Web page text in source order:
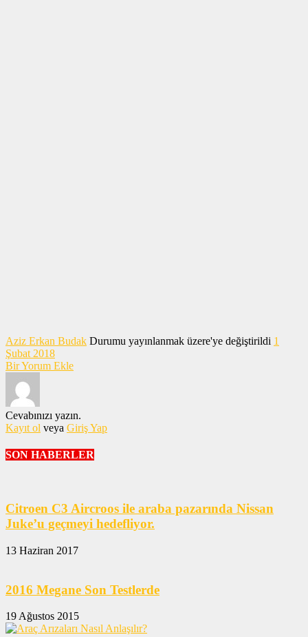
Aziz Erkan Budak Durumu yayınlanmak üzere'ye değiştirildi 1
Şubat 2018
Bir Yorum Ekle
Cevabınızı yazın.
Kayıt ol veya Giriş Yap
SON HABERLER
Citroen C3 Aircroos ile araba pazarında Nissan
Juke’u geçmeyi hedefliyor.
13 Haziran 2017
2016 Megane Son Testlerde
19 Ağustos 2015